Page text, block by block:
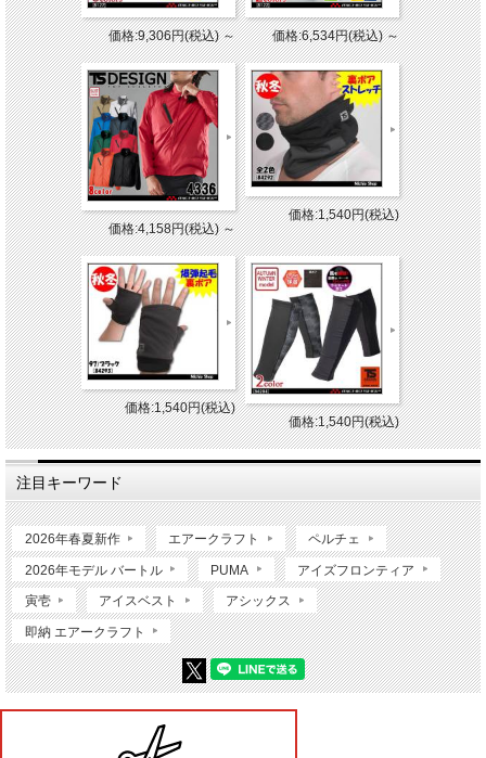
価格:9,306円(税込)～ 価格:6,534円(税込)～
価格:4,158円(税込)～
価格:1,540円(税込)
価格:1,540円(税込)
価格:1,540円(税込)
注目キーワード
2026年春夏新作 エアークラフト ペルチェ
2026年モデル バートル PUMA アイズフロンティア
寅壱 アイスベスト アシックス
即納 エアークラフト